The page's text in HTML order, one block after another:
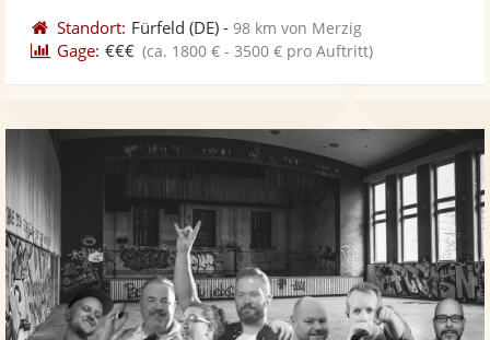
Standort: Fürfeld (DE) -98 km von Merzig
Gage: €€€ (ca. 1800 € - 3500 € pro Auftritt)